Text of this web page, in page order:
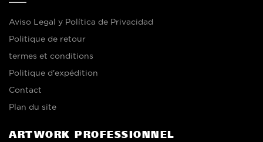
Aviso Legal y Política de Privacidad
Politique de retour
termes et conditions
Politique d'expédition
Contact
Plan du site
ARTWORK PROFESSIONNEL